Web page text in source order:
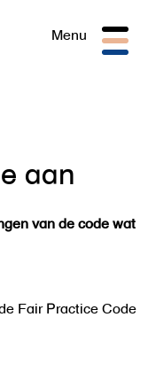
Menu
aan
van de code wat
Fair Practice Code